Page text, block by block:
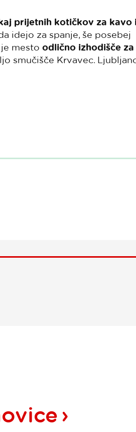
prijetnih kotičkov za kavo
idejo za spanje, še posebej
mesto odlično izhodišče
smučišče Krvavec.